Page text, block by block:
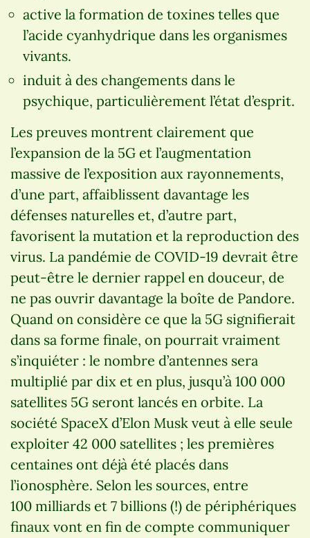
active la formation de toxines telles que
l’acide cyanhydrique dans les organismes
vivants.
induit à des changements dans le
psychique, particulièrement l’état d’esprit.
Les preuves montrent clairement que
l’expansion de la 5G et l’augmentation
massive de l’exposition aux rayonnements,
d’une part, affaiblissent davantage les
défenses naturelles et, d’autre part,
favorisent la mutation et la reproduction des
virus. La pandémie de COVID-19 devrait être
peut-être le dernier rappel en douceur, de
ne pas ouvrir davantage la boîte de Pandore.
Quand on considère ce que la 5G signifierait
dans sa forme finale, on pourrait vraiment
s’inquiéter : le nombre d’antennes sera
multiplié par dix et en plus, jusqu’à 100 000
satellites 5G seront lancés en orbite. La
société SpaceX d’Elon Musk veut à elle seule
exploiter 42 000 satellites ; les premières
centaines ont déjà été placés dans
l’ionosphère. Selon les sources, entre
100 milliards et 7 billions (!) de périphériques
finaux vont en fin de compte communiquer